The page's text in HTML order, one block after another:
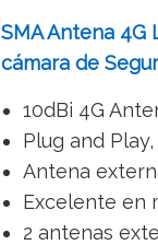
SMA Antena 4G
cámara de
10dBi 4G
Plug and
Antena
Excelente en
2 antenas